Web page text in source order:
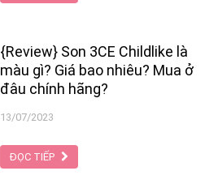
Nếu bạn là một tín đồ mê chất son và
đừng bỏ lỡ phiên bản Black Rouge Air
Fit Velvet Tint Ver 6 sắp trình làng
trong tháng 6 này nhé.
{Review} Son 3CE Childlike là
màu gì? Giá bao nhiêu? Mua ở
đâu chính hãng?
13/07/2023
ĐỌC TIẾP